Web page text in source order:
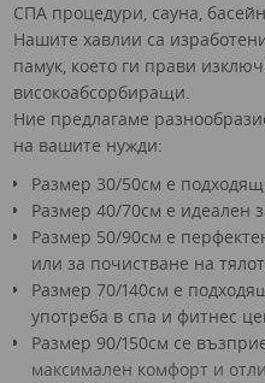
СПА процедури, сауна,
Нашите хавлии са
памук, което ги прави
високоабсорбиращи.
Ние предлагаме
на вашите нужди:
Размер 30/50см е подходящ
Размер 40/70см е идеален
Размер 50/90см е
или за почистване на
Размер 70/140см е
употреба в спа и фитнес
Размер 90/150см се
максимален комфорт и